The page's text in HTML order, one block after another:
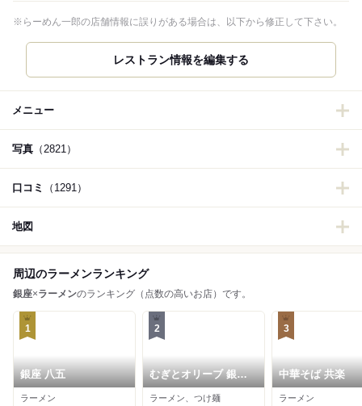
※らーめん一郎の店舗情報に誤りがある場合は、以下から修正して下さい。
レストラン情報を編集する
メニュー
写真 （2821）
口コミ （1291）
地図
周辺のラーメンランキング
銀座×ラーメンのランキング（点数の高いお店）です。
1
銀座 八五
ラーメン
2
むぎとオリーブ 銀座
本店
ラーメン、つけ麺
3
中華そば 共楽
ラーメン